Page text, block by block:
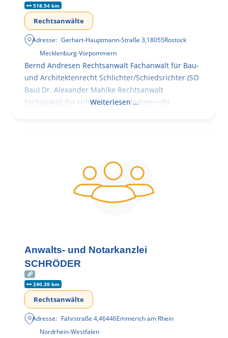
518.54 km
Rechtsanwälte
Adresse: Gerhart-Hauptmann-Straße 3,18055Rostock
Mecklenburg-Vorpommern
Bernd Andresen Rechtsanwalt Fachanwalt für Bau-
und Architektenrecht Schlichter/Schiedsrichter (SO
Bau) Dr. Alexander Mahlke Rechtsanwalt
Fachanwalt für Urheber- und Medienrecht
Weiterlesen …
Anwalts- und Notarkanzlei
SCHRÖDER
240.39 km
Rechtsanwälte
Adresse: Fährstraße 4,46446Emmerich am Rhein
Nordrhein-Westfalen